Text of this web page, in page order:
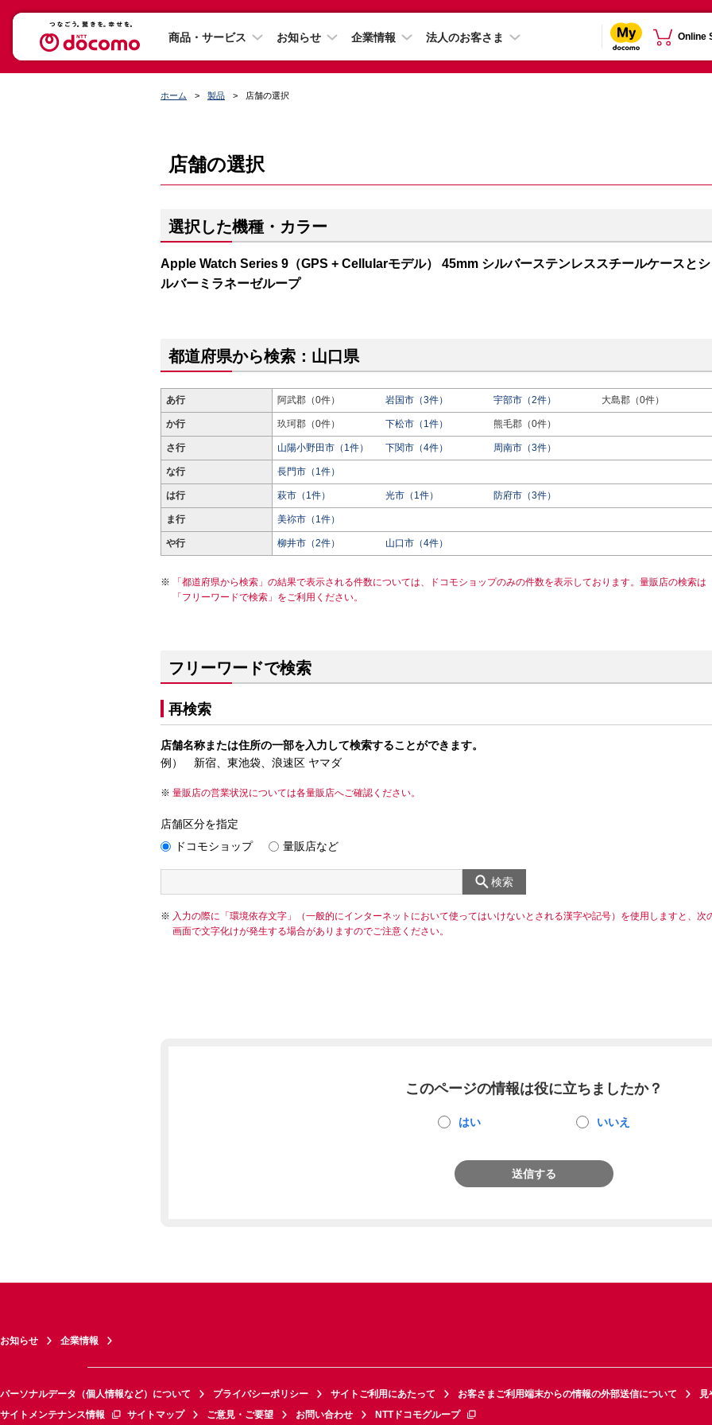
商品・サービス お知らせ 企業情報 法人のお客さま Online
ホーム 製品 店舗の選択
店舗の選択
選択した機種・カラー
Apple Watch Series 9（GPS + Cellularモデル） 45mm シルバーステンレススチールケースとシ
ルバーミラネーゼループ
都道府県から検索：山口県
あ行 阿武郡（0件） 岩国市（3件） 宇部市（2件） 大島郡（0件）
か行 玖珂郡（0件） 下松市（1件） 熊毛郡（0件）
さ行 山陽小野田市（1件） 下関市（4件） 周南市（3件）
な行 長門市（1件）
は行 萩市（1件） 光市（1件） 防府市（3件）
ま行 美祢市（1件）
や行 柳井市（2件） 山口市（4件）
「都道府県から検索」の結果で表示される件数については、ドコモショップのみの件数を表示しております。量販店の検索は
「フリーワードで検索」をご利用ください。
フリーワードで検索
再検索
店舗名称または住所の一部を入力して検索することができます。
例） 新宿、東池袋、浪速区 ヤマダ
量販店の営業状況については各量販店へご確認ください。
店舗区分を指定
ドコモショップ
量販店など
検索
入力の際に「環境依存文字」（一般的にインターネットにおいて使ってはいけないとされる漢字や記号）を使用しますと、次
画面で文字化けが発生する場合がありますのでご注意ください。
このページの情報は役に立ちましたか？
はい いいえ
送信する
お知らせ 企業情報
パーソナルデータ（個人情報など）について プライバシーポリシー サイトご利用にあたって お客さまご利用端末からの情報の外部送信について
見
サイトメンテナンス情報
サイトマップ ご意見・ご要望 お問い合わせ NTTドコモグループ